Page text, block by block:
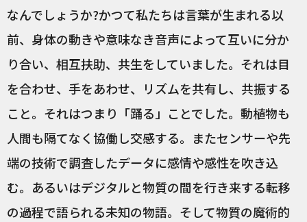
なんでしょうか?かつて私たちは言葉が生まれる以
前、身体の動きや意味なき音声によって互いに分か
り合い、相互扶助、共生をしていました。それは目
を合わせ、手をあわせ、リズムを共有し、共振する
こと。それはつまり「踊る」ことでした。動植物も
人間も隔てなく協働し交感する。またセンサーや先
端の技術で調査したデータに感情や感性を吹き込
む。あるいはデジタルと物質の間を行き来する転移
の過程で語られる未知の物語。そして物質の魔術的